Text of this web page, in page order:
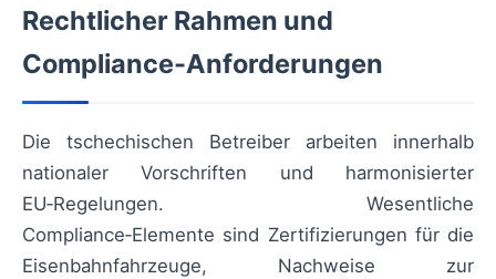
Rechtlicher Rahmen und
Compliance-Anforderungen
Die tschechischen Betreiber arbeiten innerhalb
nationaler Vorschriften und harmonisierter
EU‑Regelungen. Wesentliche
Compliance‑Elemente sind Zertifizierungen für die
Eisenbahnfahrzeuge, Nachweise zur